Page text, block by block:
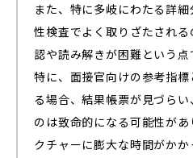
また、特に多岐にわたる詳
性検査でよく取りざたされ
認や読み解きが困難という点
特に、面接官向けの参考指
る場合、結果帳票が見づら
のは致命的になる可能性が
クチャーに膨大な時間がか